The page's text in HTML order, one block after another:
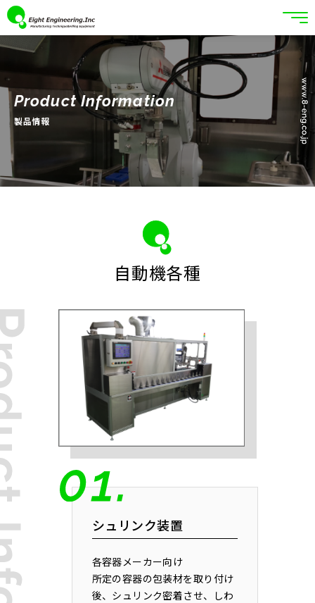
Product Information
製品情報
自動機各種
シュリンク装置
各容器メーカー向け
所定の容器の包装材を取り付け
後、シュリンク密着させ、しわ